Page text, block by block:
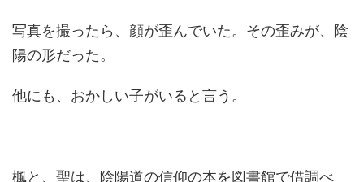
写真を撮ったら、顔が歪んでいた。その歪みが、陰
陽の形だった。
他にも、おかしい子がいると言う。
楓と、聖は、陰陽道の信仰の本を図書館で借調べ